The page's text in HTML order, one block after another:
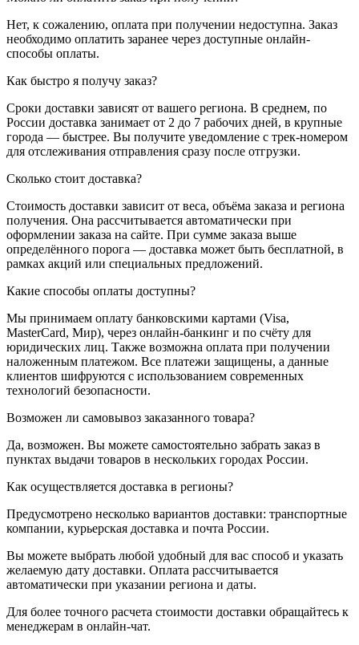
Нет, к сожалению, оплата при получении недоступна. Заказ
необходимо оплатить заранее через доступные онлайн-
способы оплаты.
Как быстро я получу заказ?
Сроки доставки зависят от вашего региона. В среднем, по
России доставка занимает от 2 до 7 рабочих дней, в крупные
города — быстрее. Вы получите уведомление с трек-номером
для отслеживания отправления сразу после отгрузки.
Сколько стоит доставка?
Стоимость доставки зависит от веса, объёма заказа и региона
получения. Она рассчитывается автоматически при
оформлении заказа на сайте. При сумме заказа выше
определённого порога — доставка может быть бесплатной, в
рамках акций или специальных предложений.
Какие способы оплаты доступны?
Мы принимаем оплату банковскими картами (Visa,
MasterCard, Мир), через онлайн-банкинг и по счёту для
юридических лиц. Также возможна оплата при получении
наложенным платежом. Все платежи защищены, а данные
клиентов шифруются с использованием современных
технологий безопасности.
Возможен ли самовывоз заказанного товара?
Да, возможен. Вы можете самостоятельно забрать заказ в
пунктах выдачи товаров в нескольких городах России.
Как осуществляется доставка в регионы?
Предусмотрено несколько вариантов доставки: транспортные
компании, курьерская доставка и почта России.
Вы можете выбрать любой удобный для вас способ и указать
желаемую дату доставки. Оплата рассчитывается
автоматически при указании региона и даты.
Для более точного расчета стоимости доставки обращайтесь к
менеджерам в онлайн-чат.